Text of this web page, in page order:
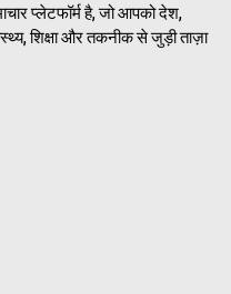
प्लेटफॉर्म है, जो आपको देश,
शिक्षा और तकनीक से जुड़ी ताज़ा